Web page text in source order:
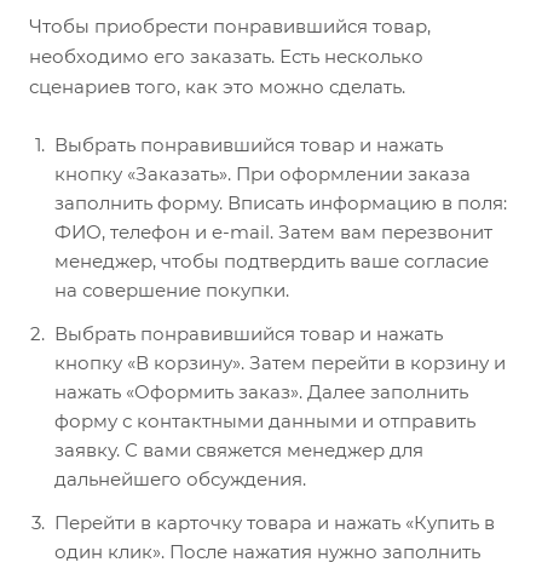
Чтобы приобрести понравившийся товар,
необходимо его заказать. Есть несколько
сценариев того, как это можно сделать.
Выбрать понравившийся товар и нажать
кнопку «Заказать». При оформлении заказа
заполнить форму. Вписать информацию в поля:
ФИО, телефон и e-mail. Затем вам перезвонит
менеджер, чтобы подтвердить ваше согласие
на совершение покупки.
Выбрать понравившийся товар и нажать
кнопку «В корзину». Затем перейти в корзину и
нажать «Оформить заказ». Далее заполнить
форму с контактными данными и отправить
заявку. С вами свяжется менеджер для
дальнейшего обсуждения.
Перейти в карточку товара и нажать «Купить в
один клик». После нажатия нужно заполнить